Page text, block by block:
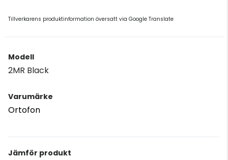
Tillverkarens produktinformation översatt via Google Translate
Modell
2MR Black
Varumärke
Ortofon
Jämför produkt